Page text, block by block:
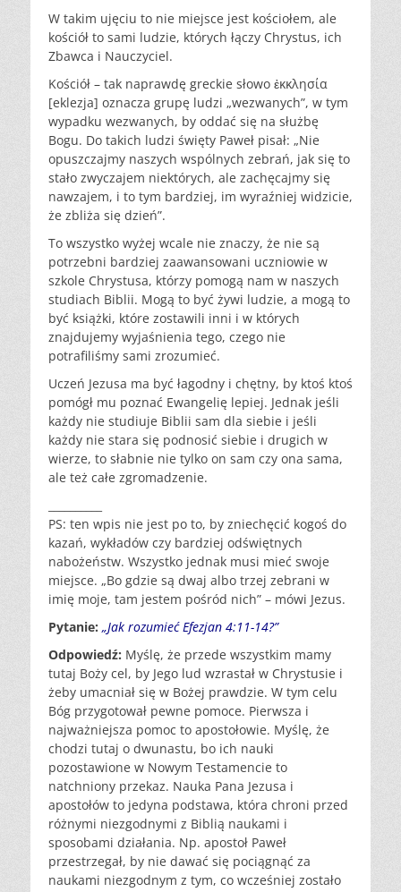
W takim ujęciu to nie miejsce jest kościołem, ale
kościół to sami ludzie, których łączy Chrystus, ich
Zbawca i Nauczyciel.
Kościół – tak naprawdę greckie słowo ἐκκλησία
[eklezja] oznacza grupę ludzi „wezwanych”, w tym
wypadku wezwanych, by oddać się na służbę
Bogu. Do takich ludzi święty Paweł pisał: „Nie
opuszczajmy naszych wspólnych zebrań, jak się to
stało zwyczajem niektórych, ale zachęcajmy się
nawzajem, i to tym bardziej, im wyraźniej widzicie,
że zbliża się dzień”.
To wszystko wyżej wcale nie znaczy, że nie są
potrzebni bardziej zaawansowani uczniowie w
szkole Chrystusa, którzy pomogą nam w naszych
studiach Biblii. Mogą to być żywi ludzie, a mogą to
być książki, które zostawili inni i w których
znajdujemy wyjaśnienia tego, czego nie
potrafiliśmy sami zrozumieć.
Uczeń Jezusa ma być łagodny i chętny, by ktoś ktoś
pomógł mu poznać Ewangelię lepiej. Jednak jeśli
każdy nie studiuje Biblii sam dla siebie i jeśli
każdy nie stara się podnosić siebie i drugich w
wierze, to słabnie nie tylko on sam czy ona sama,
ale też całe zgromadzenie.
PS: ten wpis nie jest po to, by zniechęcić kogoś do
kazań, wykładów czy bardziej odświętnych
nabożeństw. Wszystko jednak musi mieć swoje
miejsce. „Bo gdzie są dwaj albo trzej zebrani w
imię moje, tam jestem pośród nich” – mówi Jezus.
Pytanie: „Jak rozumieć Efezjan 4:11-14?”
Odpowiedź: Myślę, że przede wszystkim mamy
tutaj Boży cel, by Jego lud wzrastał w Chrystusie i
żeby umacniał się w Bożej prawdzie. W tym celu
Bóg przygotował pewne pomoce. Pierwsza i
najważniejsza pomoc to apostołowie. Myślę, że
chodzi tutaj o dwunastu, bo ich nauki
pozostawione w Nowym Testamencie to
natchniony przekaz. Nauka Pana Jezusa i
apostołów to jedyna podstawa, która chroni przed
różnymi niezgodnymi z Biblią naukami i
sposobami działania. Np. apostoł Paweł
przestrzegał, by nie dawać się pociągnąć za
naukami niezgodnym z tym, co wcześniej zostało